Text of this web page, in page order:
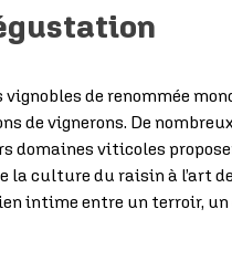
de renommée
de vignerons. De
domaines viticoles
la culture du raisin à l’art
intime entre un terroir,